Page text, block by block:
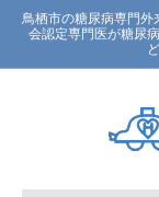
鳥栖市の糖尿病専門外
会認定専門医が糖尿